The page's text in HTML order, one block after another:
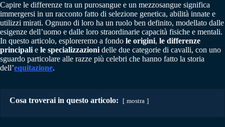
Capire le differenze tra un purosangue e un mezzosangue significa
immergersi in un racconto fatto di selezione genetica, abilità innate e
utilizzi mirati. Ognuno di loro ha un ruolo ben definito, modellato dalle
esigenze dell’uomo e dalle loro straordinarie capacità fisiche e mentali.
In questo articolo, esploreremo a fondo le origini, le differenze
principali e le specializzazioni delle due categorie di cavalli, con uno
sguardo particolare alle razze più celebri che hanno fatto la storia
dell’equitazione.
Cosa troverai in questo articolo: mostra